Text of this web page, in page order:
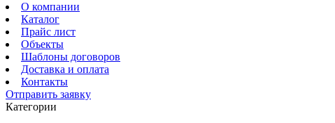
О компании
Каталог
Прайс лист
Объекты
Шаблоны договоров
Доставка и оплата
Контакты
Отправить заявку
Категории